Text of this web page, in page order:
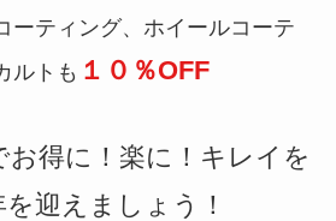
ーティング、ホイールコーテ
ルトも １０％OFF
お得に！楽に！キレイを
迎えましょう！